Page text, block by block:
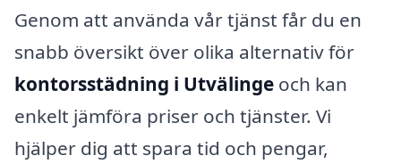
Genom att använda vår tjänst får du en
snabb översikt över olika alternativ för
kontorsstädning i Utvälinge och kan
enkelt jämföra priser och tjänster. Vi
hjälper dig att spara tid och pengar,